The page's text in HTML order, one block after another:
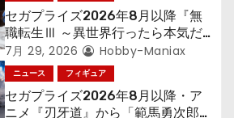
セガプライズ2026年8月以降『無
職転生Ⅲ ～異世界行ったら本気だ
す～』から「ロキシー」のフィギュ
アが登場！
7月 29, 2026 Hobby-Maniax
ニュース フィギュア
セガプライズ2026年8月以降・ア
ニメ『刃牙道』から「範馬勇次郎」